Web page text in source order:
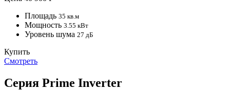
Площадь 35 кв.м
Мощность 3.55 кВт
Уровень шума 27 дБ
Купить
Смотреть
Серия Prime Inverter